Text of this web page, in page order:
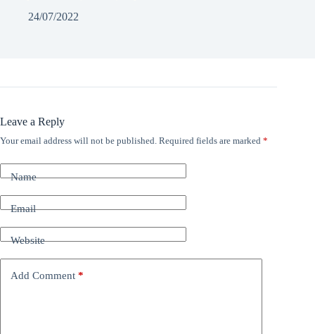
24/07/2022
Leave a Reply
Your email address will not be published. Required fields are marked *
Name
Email
Website
Add Comment *